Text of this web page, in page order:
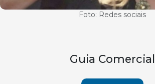
Foto: Redes sociais
Guia Comercial